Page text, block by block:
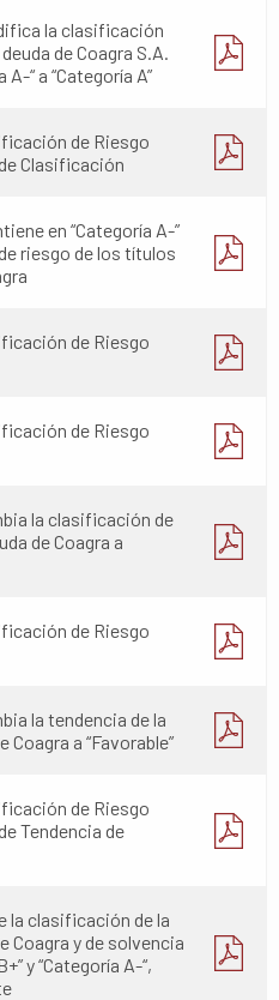
la clasificación
de Coagra S.A.
“ a “Categoría A”
de Riesgo
Clasificación
en “Categoría A-”
riesgo de los títulos
de Riesgo
de Riesgo
la clasificación de
de Coagra a
de Riesgo
la tendencia de la
Coagra a “Favorable”
de Riesgo
Tendencia de
la clasificación de la
Coagra y de solvencia
y “Categoría A-“,